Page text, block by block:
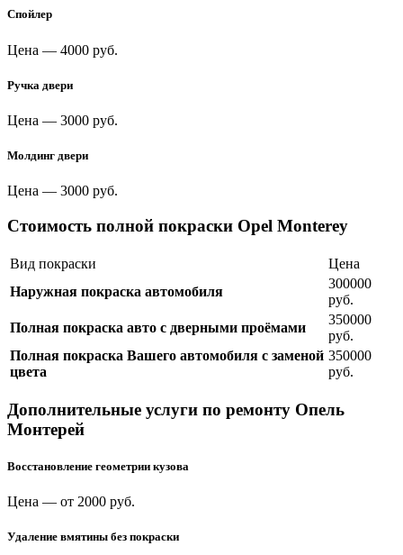
Спойлер
Цена — 4000 руб.
Ручка двери
Цена — 3000 руб.
Молдинг двери
Цена — 3000 руб.
Стоимость полной покраски Opel Monterey
Вид покраски
Цена
Наружная покраска автомобиля
300000
руб.
Полная покраска авто с дверными проёмами
350000
руб.
Полная покраска Вашего автомобиля с заменой
цвета
350000
руб.
Дополнительные услуги по ремонту Опель
Монтерей
Восстановление геометрии кузова
Цена — от 2000 руб.
Удаление вмятины без покраски